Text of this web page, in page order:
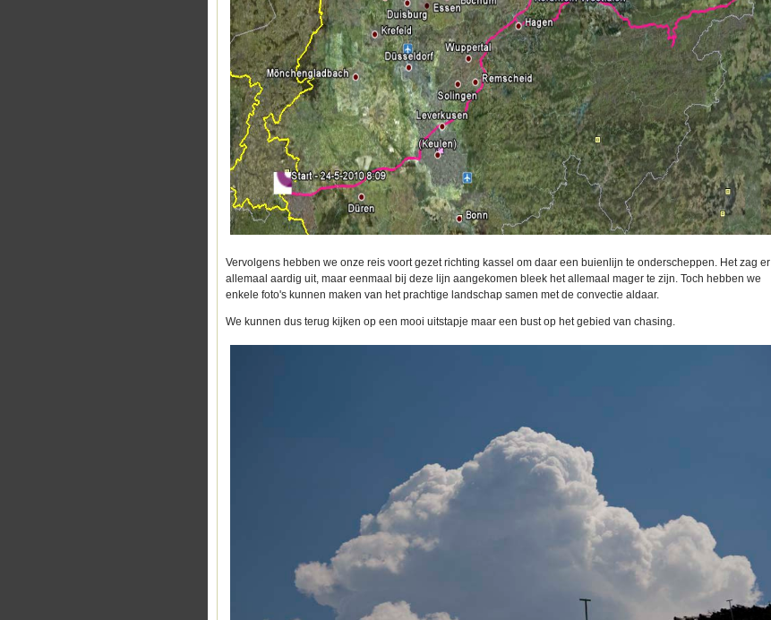
Vervolgens hebben we onze reis voort gezet richting kassel om daar een buienlijn te onderscheppen. Het zag er
allemaal aardig uit, maar eenmaal bij deze lijn aangekomen bleek het allemaal mager te zijn. Toch hebben we
enkele foto's kunnen maken van het prachtige landschap samen met de convectie aldaar.
We kunnen dus terug kijken op een mooi uitstapje maar een bust op het gebied van chasing.